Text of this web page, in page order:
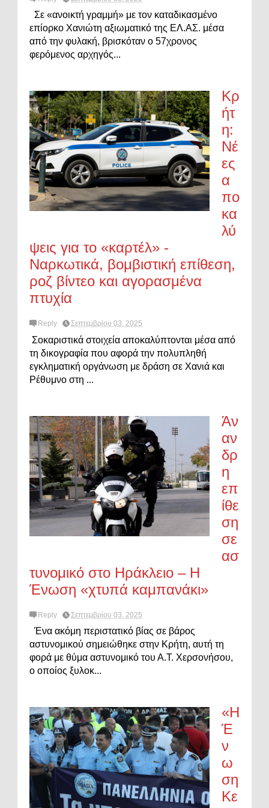
Σε «ανοικτή γραμμή» με τον καταδικασμένο
επίορκο Χανιώτη αξιωματικό της ΕΛ.ΑΣ. μέσα
από την φυλακή, βρισκόταν ο 57χρονος
φερόμενος αρχηγός...
Κρ
ήτ
η:
Νέ
ες
α
πο
κα
λύ
ψεις για το «καρτέλ» -
Ναρκωτικά, βομβιστική επίθεση,
ροζ βίντεο και αγορασμένα
πτυχία
Reply Σεπτεμβρίου 03, 2025
Σοκαριστικά στοιχεία αποκαλύπτονται μέσα από
τη δικογραφία που αφορά την πολυπληθή
εγκληματική οργάνωση με δράση σε Χανιά και
Ρέθυμνο στη ...
Άν
αν
δρ
η
επ
ίθε
ση
σε
ασ
τυνομικό στο Ηράκλειο – Η
Ένωση «χτυπά καμπανάκι»
Reply Σεπτεμβρίου 03, 2025
Ένα ακόμη περιστατικό βίας σε βάρος
αστυνομικού σημειώθηκε στην Κρήτη, αυτή τη
φορά με θύμα αστυνομικό του Α.Τ. Χερσονήσου,
ο οποίος ξυλοκ...
«Η
Έ
ν
ω
ση
Κε